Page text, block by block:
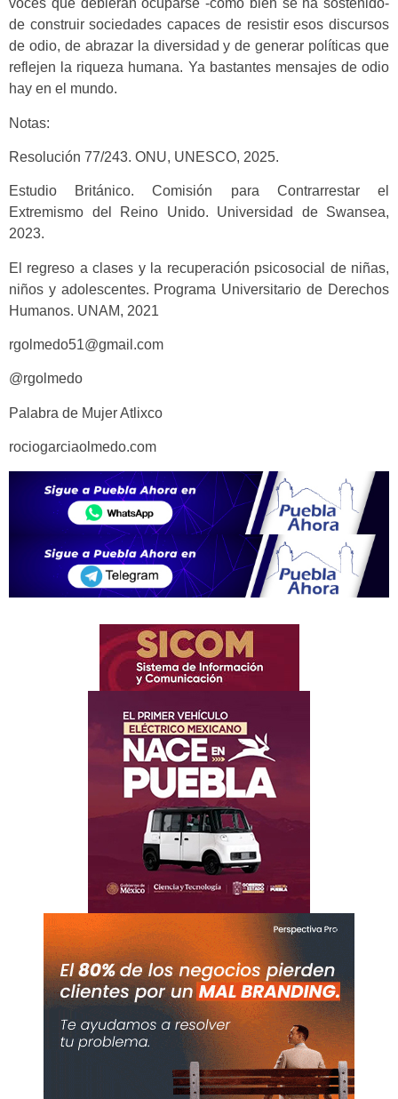
voces que debieran ocuparse -como bien se ha sostenido-
de construir sociedades capaces de resistir esos discursos
de odio, de abrazar la diversidad y de generar políticas que
reflejen la riqueza humana. Ya bastantes mensajes de odio
hay en el mundo.
Notas:
Resolución 77/243. ONU, UNESCO, 2025.
Estudio Británico. Comisión para Contrarrestar el
Extremismo del Reino Unido. Universidad de Swansea,
2023.
El regreso a clases y la recuperación psicosocial de niñas,
niños y adolescentes. Programa Universitario de Derechos
Humanos. UNAM, 2021
rgolmedo51@gmail.com
@rgolmedo
Palabra de Mujer Atlixco
rociogarciaolmedo.com